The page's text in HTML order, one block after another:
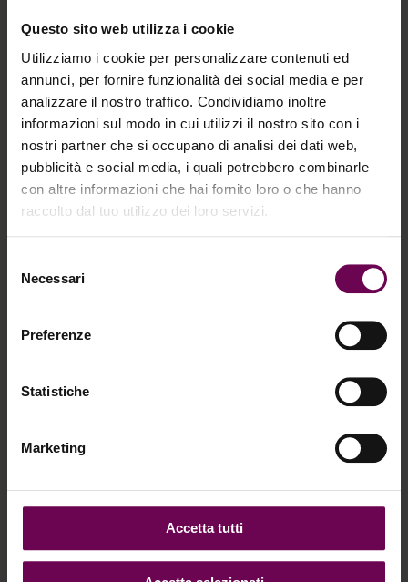
Questo sito web utilizza i cookie
Utilizziamo i cookie per personalizzare contenuti ed
annunci, per fornire funzionalità dei social media e per
analizzare il nostro traffico. Condividiamo inoltre
informazioni sul modo in cui utilizzi il nostro sito con i
nostri partner che si occupano di analisi dei dati web,
pubblicità e social media, i quali potrebbero combinarle
con altre informazioni che hai fornito loro o che hanno
raccolto dal tuo utilizzo dei loro servizi.
delNecessari
Preferenze
Statistiche
Marketing
Accetta tutti
Face PRX Therapy